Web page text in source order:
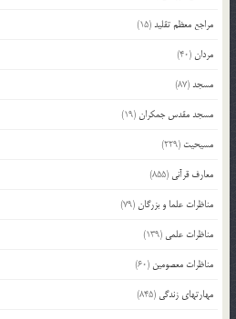
مراجع معظم تقلید(15)
مردان(40)
مسجد(87)
مسجد مقدس جمکران(19)
مسیحیت (229)
معارف قرآنی (855)
مناظرات علما و بزرگان(79)
مناظرات علمی (139)
مناظرات معصومین (60)
مهارتهای زندگی (845)